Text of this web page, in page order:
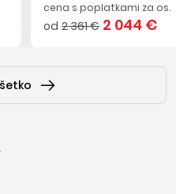
cena s poplatkami za os.
od 2 361 € 2 044 €